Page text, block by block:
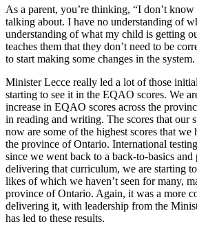
As a parent, you’re thinking, “I don’t
talking about. I have no understanding of
understanding of what my child is getting
teaches them that they don’t need to be
to start making some changes in the system.
Minister Lecce really led a lot of those
starting to see it in the EQAO scores. We
increase in EQAO scores across the
in reading and writing. The scores that our
now are some of the highest scores that we
the province of Ontario. International
since we went back to a back-to-basics
delivering that curriculum, we are starting
likes of which we haven’t seen for many,
province of Ontario. Again, it was a more
delivering it, with leadership from the
has led to these results.